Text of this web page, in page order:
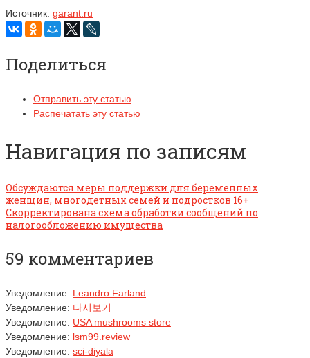
Источник: garant.ru
Поделиться
Отправить эту статью
Распечатать эту статью
Навигация по записям
Обсуждаются меры поддержки для беременных
женщин, многодетных семей и подростков 16+
Скорректирована схема обработки сообщений по
налогообложению имущества
59 комментариев
Уведомление: Leandro Farland
Уведомление: 다시보기
Уведомление: USA mushrooms store
Уведомление: lsm99.review
Уведомление: sci-diyala